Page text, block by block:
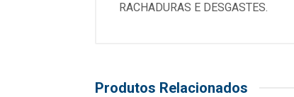
RACHADURAS E DESGASTES.
Produtos Relacionados